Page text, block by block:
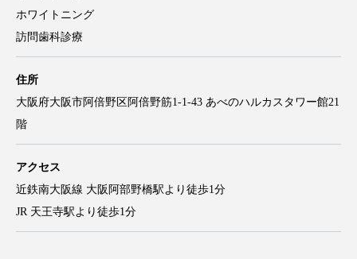
ホワイトニング
訪問歯科診療
住所
大阪府大阪市阿倍野区阿倍野筋1-1-43 あべのハルカスタワー館21
階
アクセス
近鉄南大阪線 大阪阿部野橋駅より徒歩1分
JR 天王寺駅より徒歩1分